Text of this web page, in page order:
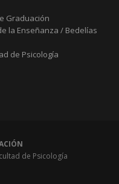
Graduación
la Enseñanza / Bedelías
de Psicología
de Psicología